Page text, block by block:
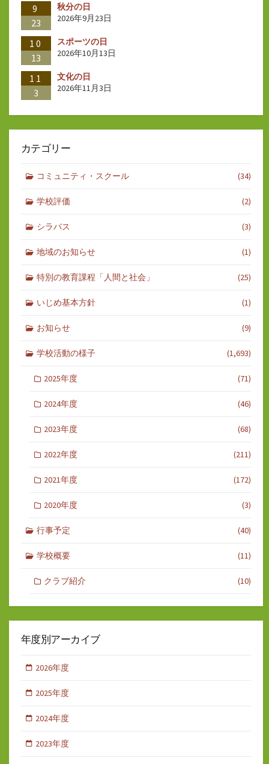
9
23
秋分の日
2026年9月23日
10
13
スポーツの日
2026年10月13日
11
3
文化の日
2026年11月3日
カテゴリー
コミュニティ・スクール (34)
学校評価 (2)
シラバス (3)
地域のお知らせ (1)
特別の教育課程「人間と社会」 (25)
いじめ基本方針 (1)
お知らせ (9)
学校活動の様子 (1,693)
2025年度 (71)
2024年度 (46)
2023年度 (68)
2022年度 (211)
2021年度 (172)
2020年度 (3)
行事予定 (40)
学校概要 (11)
クラブ紹介 (10)
年度別アーカイブ
2026年度
2025年度
2024年度
2023年度